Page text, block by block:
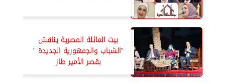
بيت العائلة المصرية يناقش
”الشباب والجمهورية الجديدة ”
بقصر الأمير طاز